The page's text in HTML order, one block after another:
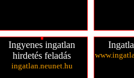
Ingyenes ingatlan
hirdetés feladás
ingatlan.neunet.hu